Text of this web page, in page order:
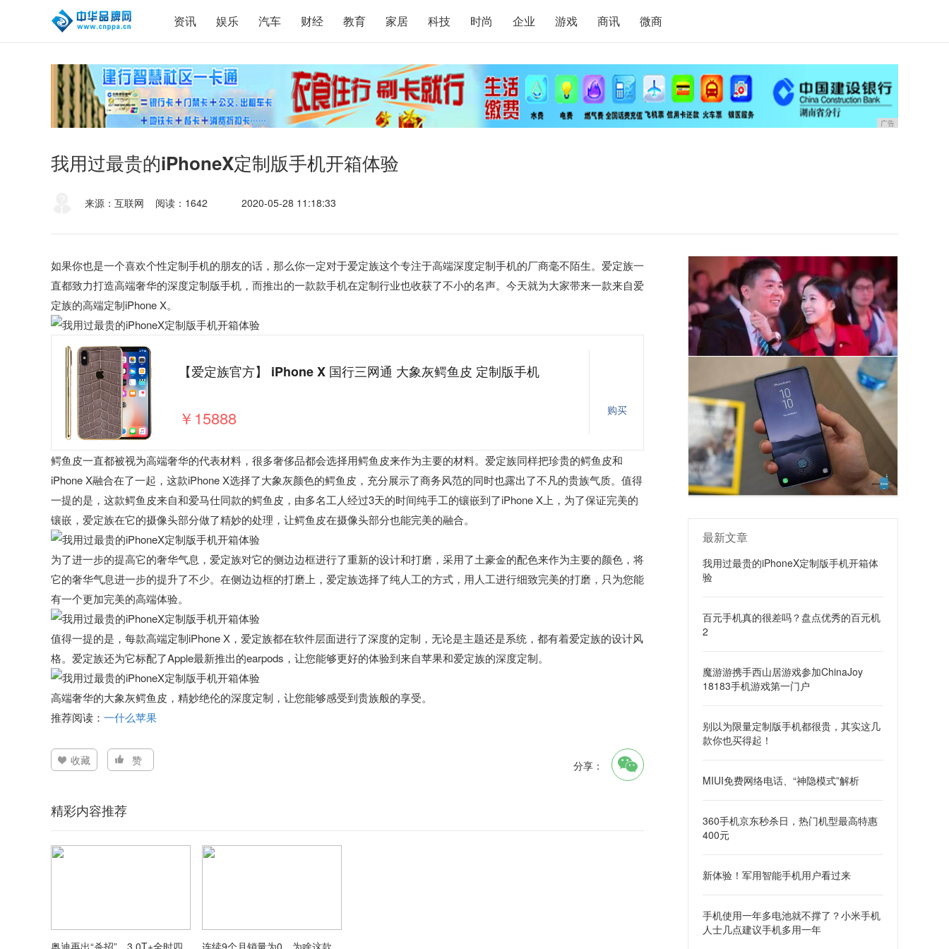
资讯 娱乐 汽车 财经 教育 家居 科技 时尚 企业 游戏 商讯 微商
广告
我用过最贵的iPhoneX定制版手机开箱体验
来源：互联网 阅读：1642 2020-05-28 11:18:33
如果你也是一个喜欢个性定制手机的朋友的话，那么你一定对于爱定族这个专注于高端深度定制手机的厂商毫不陌生。爱定族一
直都致力打造高端奢华的深度定制版手机，而推出的一款款手机在定制行业也收获了不小的名声。今天就为大家带来一款来自爱
定族的高端定制iPhone X。
【爱定族官方】 iPhone X 国行三网通 大象灰鳄鱼皮 定制版手机
￥15888 购买
鳄鱼皮一直都被视为高端奢华的代表材料，很多奢侈品都会选择用鳄鱼皮来作为主要的材料。爱定族同样把珍贵的鳄鱼皮和
iPhone X融合在了一起，这款iPhone X选择了大象灰颜色的鳄鱼皮，充分展示了商务风范的同时也露出了不凡的贵族气质。值得
一提的是，这款鳄鱼皮来自和爱马仕同款的鳄鱼皮，由多名工人经过3天的时间纯手工的镶嵌到了iPhone X上，为了保证完美的
镶嵌，爱定族在它的摄像头部分做了精妙的处理，让鳄鱼皮在摄像头部分也能完美的融合。
为了进一步的提高它的奢华气息，爱定族对它的侧边边框进行了重新的设计和打磨，采用了土豪金的配色来作为主要的颜色，将
它的奢华气息进一步的提升了不少。在侧边边框的打磨上，爱定族选择了纯人工的方式，用人工进行细致完美的打磨，只为您能
有一个更加完美的高端体验。
值得一提的是，每款高端定制iPhone X，爱定族都在软件层面进行了深度的定制，无论是主题还是系统，都有着爱定族的设计风
格。爱定族还为它标配了Apple最新推出的earpods，让您能够更好的体验到来自苹果和爱定族的深度定制。
高端奢华的大象灰鳄鱼皮，精妙绝伦的深度定制，让您能够感受到贵族般的享受。
推荐阅读： 一什么苹果
收藏 赞 分享：
精彩内容推荐
奥迪再出“杀招”，3.0T+全时四 连续9个月销量为0，为啥这款
最新文章
我用过最贵的iPhoneX定制版手机开箱体
验
百元手机真的很差吗？盘点优秀的百元机
2
魔游游携手西山居游戏参加ChinaJoy
18183手机游戏第一门户
别以为限量定制版手机都很贵，其实这几
款你也买得起！
MIUI免费网络电话、“神隐模式”解析
360手机京东秒杀日，热门机型最高特惠
400元
新体验！军用智能手机用户看过来
手机使用一年多电池就不撑了？小米手机
人士几点建议手机多用一年